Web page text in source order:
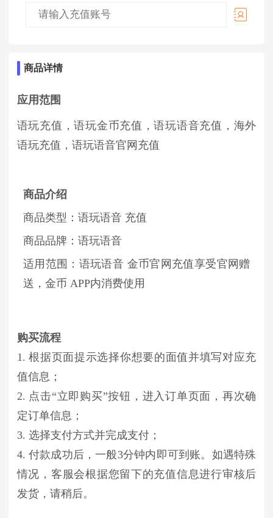
商品详情
应用范围
语玩充值，语玩金币充值，语玩语音充值，海外
语玩充值，语玩语音官网充值
商品介绍
商品类型：语玩语音 充值
商品品牌：语玩语音
适用范围：语玩语音 金币官网充值享受官网赠
送，金币 APP内消费使用
购买流程
1. 根据页面提示选择你想要的面值并填写对应充
值信息；
2. 点击“立即购买”按钮，进入订单页面，再次确
定订单信息；
3. 选择支付方式并完成支付；
4. 付款成功后，一般3分钟内即可到账。如遇特殊
情况，客服会根据您留下的充值信息进行审核后
发货，请稍后。